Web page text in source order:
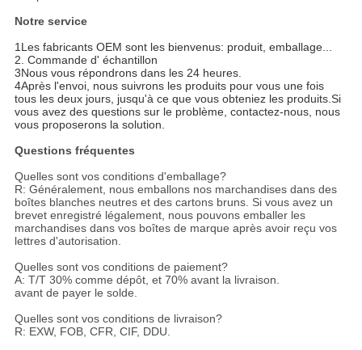
Notre service
1Les fabricants OEM sont les bienvenus: produit, emballage...
2. Commande d' échantillon
3Nous vous répondrons dans les 24 heures.
4Après l'envoi, nous suivrons les produits pour vous une fois
tous les deux jours, jusqu'à ce que vous obteniez les produits.Si
vous avez des questions sur le problème, contactez-nous, nous
vous proposerons la solution.
Questions fréquentes
Quelles sont vos conditions d'emballage?
R: Généralement, nous emballons nos marchandises dans des
boîtes blanches neutres et des cartons bruns. Si vous avez un
brevet enregistré légalement, nous pouvons emballer les
marchandises dans vos boîtes de marque après avoir reçu vos
lettres d'autorisation.
Quelles sont vos conditions de paiement?
A: T/T 30% comme dépôt, et 70% avant la livraison.
avant de payer le solde.
Quelles sont vos conditions de livraison?
R: EXW, FOB, CFR, CIF, DDU.